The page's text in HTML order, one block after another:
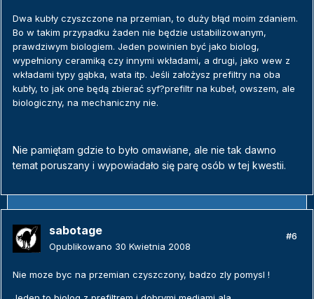
Dwa kubły czyszczone na przemian, to duży błąd moim zdaniem.
Bo w takim przypadku żaden nie będzie ustabilizowanym,
prawdziwym biologiem. Jeden powinien być jako biolog,
wypełniony ceramiką czy innymi wkładami, a drugi, jako wew z
wkładami typy gąbka, wata itp. Jeśli założysz prefiltry na oba
kubły, to jak one będą zbierać syf?prefiltr na kubeł, owszem, ale
biologiczny, na mechaniczny nie.
Nie pamiętam gdzie to było omawiane, ale nie tak dawno
temat poruszany i wypowiadało się parę osób w tej kwestii.
sabotage
Opublikowano 30 Kwietnia 2008
#6
Nie moze byc na przemian czyszczony, badzo zly pomysl !